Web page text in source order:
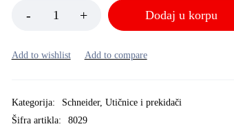
Dodaj u korpu
Kategorija: Schneider, Utičnice i prekidači
Šifra artikla:
8029